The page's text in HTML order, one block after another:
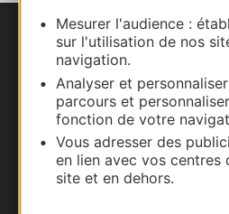
Mesurer l'audience :
sur l'utilisation de nos
navigation.
Analyser et
parcours et
fonction de votre
Vous adresser des
en lien avec vos centres
site et en dehors.
Nous contacter
Carte interactive
Documentation